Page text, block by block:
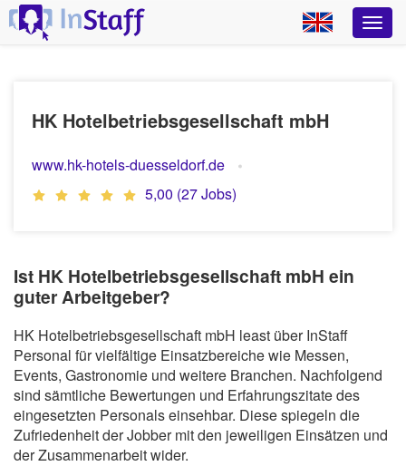
HK Hotelbetriebsgesellschaft mbH
www.hk-hotels-duesseldorf.de
5,00 (27 Jobs)
Ist HK Hotelbetriebsgesellschaft mbH ein
guter Arbeitgeber?
HK Hotelbetriebsgesellschaft mbH least über InStaff
Personal für vielfältige Einsatzbereiche wie Messen,
Events, Gastronomie und weitere Branchen. Nachfolgend
sind sämtliche Bewertungen und Erfahrungszitate des
eingesetzten Personals einsehbar. Diese spiegeln die
Zufriedenheit der Jobber mit den jeweiligen Einsätzen und
der Zusammenarbeit wider.